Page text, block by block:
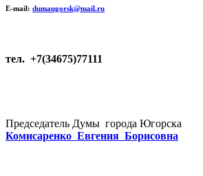
E-mail: dumaugorsk@mail.ru
тел. +7(34675)77111
Председатель Думы города Югорска
Комисаренко Евгения Борисовна